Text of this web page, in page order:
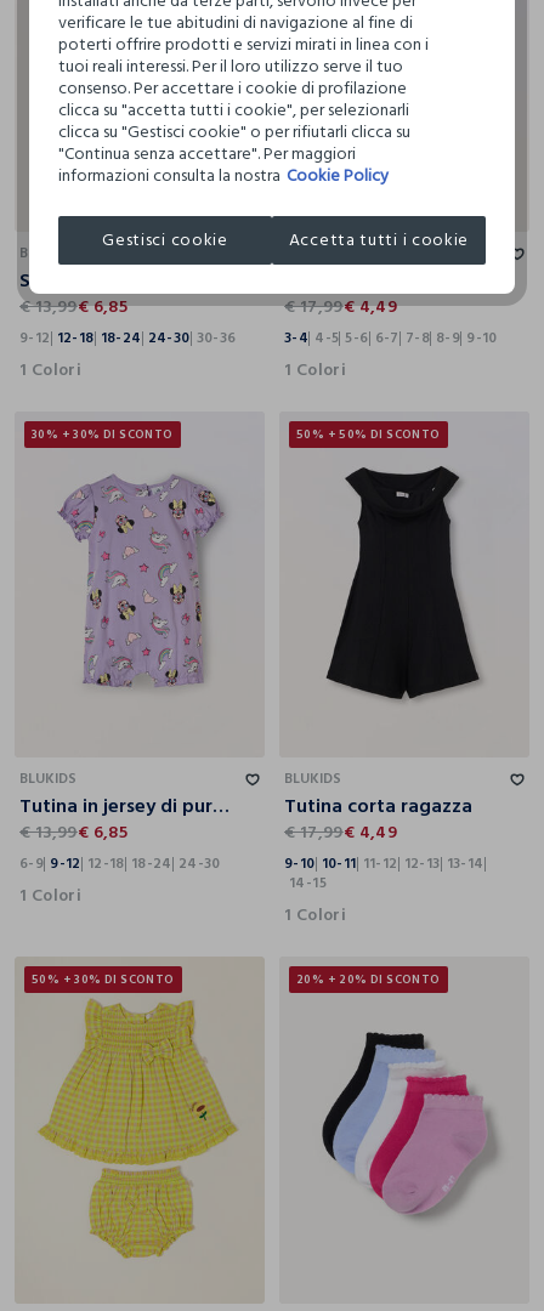
12-18 18-24 24-30 30-36
BLUKIDS
€ 13,99€ 6,85
9-12 12-18 18-24 24-30 30-36
1 Colori
3-4 4-5 5-6 6-7 7-8 8-9 9-10
BLUKIDS
€ 17,99€ 4,49
3-4 4-5 5-6 6-7 7-8 8-9 9-10
1 Colori
30% + 30% DI SCONTO
BLUKIDS
Tutina in jersey di puro cotone neonata
€ 13,99€ 6,85
6-9 9-12 12-18 18-24 24-30
1 Colori
50% + 50% DI SCONTO
BLUKIDS
Tutina corta ragazza
€ 17,99€ 4,49
9-10 10-11 11-12 12-13 13-14
14-15
1 Colori
50% + 30% DI SCONTO 20% + 20% DI SCONTO
verificare le tue abitudini di navigazione al fine di
poterti offrire prodotti e servizi mirati in linea con i
tuoi reali interessi. Per il loro utilizzo serve il tuo
consenso. Per accettare i cookie di profilazione
clicca su "accetta tutti i cookie", per selezionarli
clicca su "Gestisci cookie" o per rifiutarli clicca su
"Continua senza accettare". Per maggiori
informazioni consulta la nostra Cookie Policy
Gestisci cookie Accetta tutti i cookie